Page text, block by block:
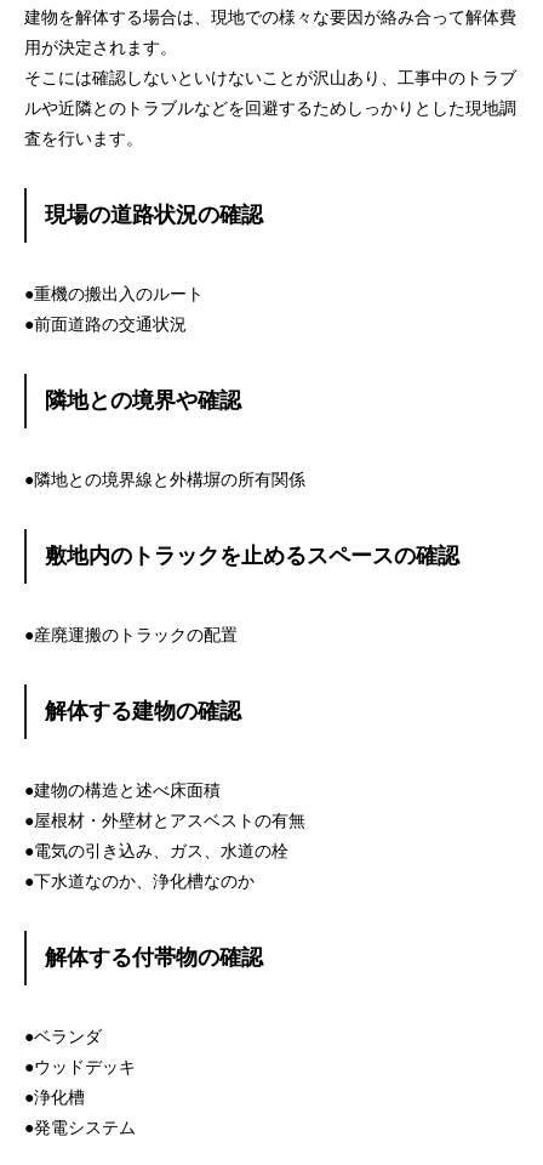
建物を解体する場合は、現地での様々な要因が絡み合って解体費
用が決定されます。
そこには確認しないといけないことが沢山あり、工事中のトラブ
ルや近隣とのトラブルなどを回避するためしっかりとした現地調
査を行います。
現場の道路状況の確認
●重機の搬出入のルート
●前面道路の交通状況
隣地との境界や確認
●隣地との境界線と外構塀の所有関係
敷地内のトラックを止めるスペースの確認
●産廃運搬のトラックの配置
解体する建物の確認
●建物の構造と述べ床面積
●屋根材・外壁材とアスベストの有無
●電気の引き込み、ガス、水道の栓
●下水道なのか、浄化槽なのか
解体する付帯物の確認
●ベランダ
●ウッドデッキ
●浄化槽
●発電システム